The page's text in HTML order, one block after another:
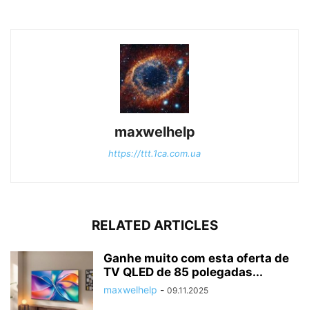
maxwelhelp
https://ttt.1ca.com.ua
RELATED ARTICLES
Ganhe muito com esta oferta de
TV QLED de 85 polegadas...
maxwelhelp - 09.11.2025